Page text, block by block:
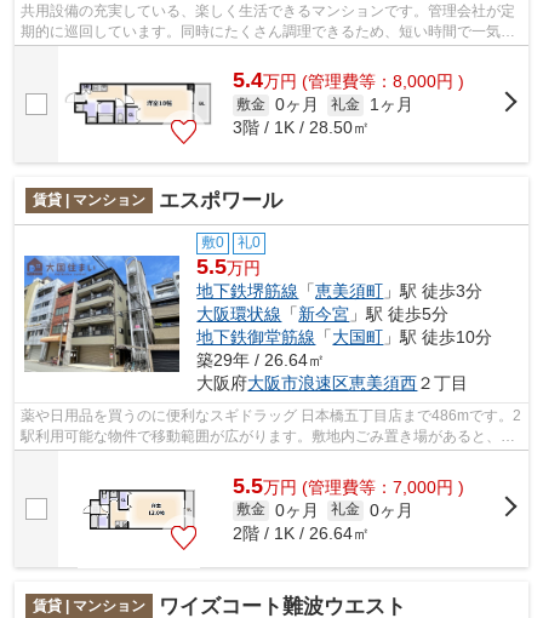
共用設備の充実している、楽しく生活できるマンションです。管理会社が定
期的に巡回しています。同時にたくさん調理できるため、短い時間で一気に
料理できる2口コンロを備えております...
5.4万円 (管理費等：8,000円 )
敷金 0ヶ月 礼金
1ヶ月
3階 / 1K / 28.50㎡
賃貸 | マンション エスポワール
敷0 礼0
5.5万円
地下鉄堺筋線 「恵美須町 」駅 徒歩3分
大阪環状線 「新今宮 」駅 徒歩5分
地下鉄御堂筋線 「大国町 」駅 徒歩10分
築29年 / 26.64㎡
大阪府大阪市浪速区恵美須西２丁目
薬や日用品を買うのに便利なスギドラッグ 日本橋五丁目店まで486mです。2
駅利用可能な物件で移動範囲が広がります。敷地内ごみ置き場があると、ゴ
5.5万円 (管理費等：7,000円 )
敷金 0ヶ月 礼金 0ヶ月
2階 / 1K / 26.64㎡
賃貸 | マンション ワイズコート難波ウエスト